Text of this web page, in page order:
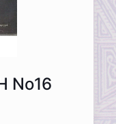
Νο16